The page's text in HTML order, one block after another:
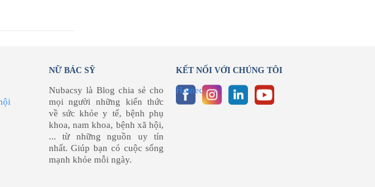
NỮ BÁC SỸ
Nubacsy là Blog chia sẻ cho
mọi người những kiến thức
về sức khỏe y tế, bệnh phụ
khoa, nam khoa, bệnh xã hội,
... từ những nguồn uy tín
nhất. Giúp bạn có cuộc sống
mạnh khỏe mỗi ngày.
KẾT NỐI VỚI CHÚNG TÔI
Homecare